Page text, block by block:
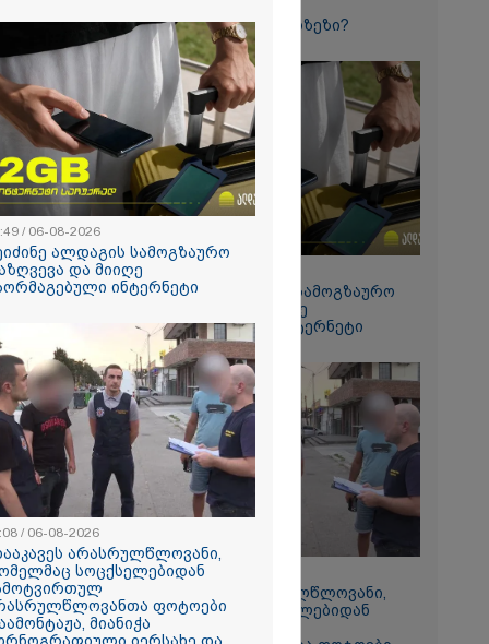
1768.50
ფაქტზე
გარდაცვალების მიზეზი?
შეიძინე ალდაგის სამოგზაურო
დაზღვევა და მიიღე
გაორმაგებული ინტერნეტი
11:08 / 06-08-2026
"დააკავეს არასრულწლოვანი,
რომელმაც სოცქსელებიდან
/ 06-08-2026
ალდაგის სამოგზაურო
და მიიღე
ინტერნეტი
/ 06-08-2026
არასრულწლოვანი,
სოცქსელებიდან
ფოტოები
მიანიჭა